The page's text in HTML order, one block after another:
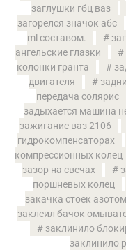
заглушки гбц ваз
загорелся значок абс
ml составом.
ангельские глазки
колонки гранта
двигателя
передача солярис
задыхается машина
зажигание ваз 2106
гидрокомпенсаторах
компрессионных колец
зазор на свечах
поршневых колец
закачка стоек азотом
заклеил бачок
заклинило
заклинило